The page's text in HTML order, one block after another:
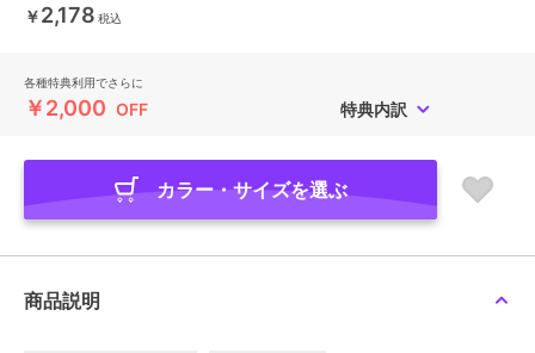
￥2,178 税込
各種特典利用でさらに
￥2,000 OFF 特典内訳
カラー・サイズを選ぶ
商品説明